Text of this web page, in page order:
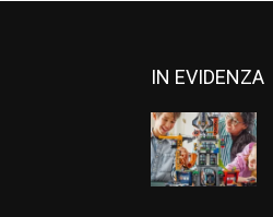
IN EVIDENZA